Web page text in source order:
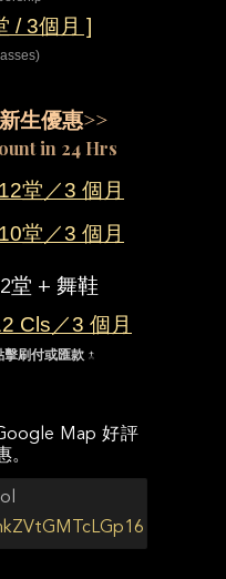
/ 3個月 ]
生優惠>>
in 24 Hrs
堂／3 個月
堂 ／3 個月
堂 + 舞鞋
Cls／3 個月
刷付或匯款 ↑
Map 好評
。